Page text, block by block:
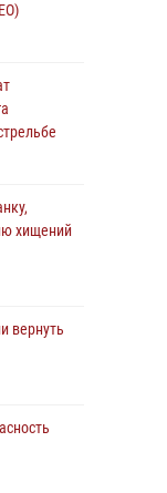
хищений
вернуть